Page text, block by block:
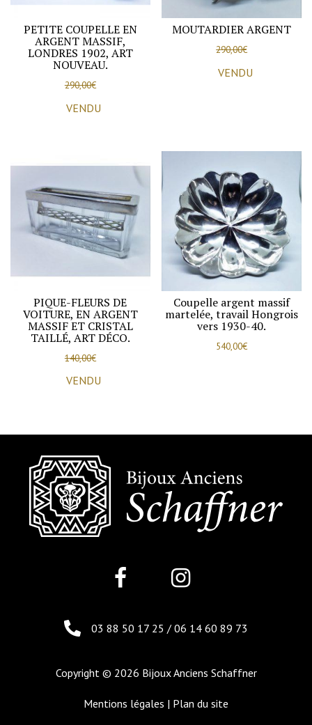
PETITE COUPELLE EN
ARGENT MASSIF,
LONDRES 1902, ART
NOUVEAU.
290,00€
VENDU
MOUTARDIER ARGENT
290,00€
VENDU
PIQUE-FLEURS DE
VOITURE, EN ARGENT
MASSIF ET CRISTAL
TAILLÉ, ART DÉCO.
140,00€
VENDU
Coupelle argent massif
martelée, travail Hongrois
vers 1930-40.
540,00€
03 88 50 17 25 / 06 14 60 89 73
Copyright © 2026 Bijoux Anciens Schaffner
Mentions légales | Plan du site